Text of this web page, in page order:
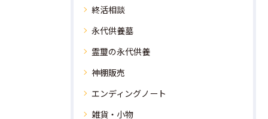
終活相談
永代供養墓
霊璽の永代供養
神棚販売
エンディングノート
雑貨・小物